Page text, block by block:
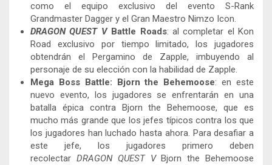
como el equipo exclusivo del evento S-Rank
Grandmaster Dagger y el Gran Maestro Nimzo Icon.
DRAGON QUEST V Battle Roads: al completar el Kon
Road exclusivo por tiempo limitado, los jugadores
obtendrán el Pergamino de Zapple, imbuyendo al
personaje de su elección con la habilidad de Zapple.
Mega Boss Battle: Bjorn the Behemoose: en este
nuevo evento, los jugadores se enfrentarán en una
batalla épica contra Bjorn the Behemoose, que es
mucho más grande que los jefes típicos contra los que
los jugadores han luchado hasta ahora. Para desafiar a
este jefe, los jugadores primero deben
recolectar DRAGON QUEST VBjorn the Behemoose